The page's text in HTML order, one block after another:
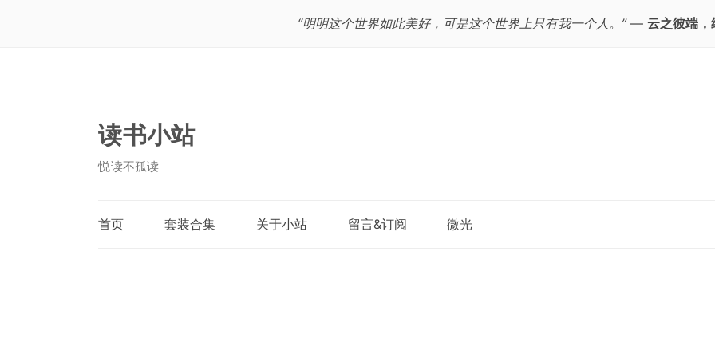
“明明这个世界如此美好，可是这个世界上只有我一个人。”— 云之彼端，
读书小站
悦读不孤读
首页 套装合集 关于小站 留言&订阅 微光